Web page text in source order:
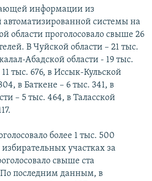
информации из
автоматизированной системы на
области проголосовало свыше 26
В Чуйской области – 21 тыс.
Абадской области - 19 тыс.
тыс. 676, в Иссык-Кульской
в Баткене – 6 тыс. 341, в
– 5 тыс. 464, в Таласской
более 1 тыс. 500
участках за
свыше ста
последним данным, в